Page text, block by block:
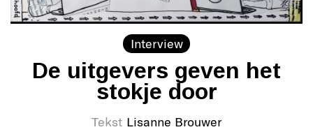
Interview
De uitgevers geven het
stokje door
Tekst Lisanne Brouwer